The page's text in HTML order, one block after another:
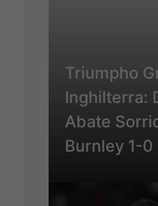
Triumpho
Inghilterra:
Abate
Burnley 1-